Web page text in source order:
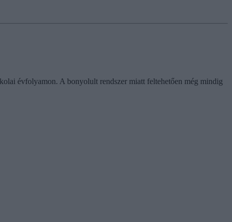
évfolyamon. A bonyolult rendszer miatt feltehetően még mindig